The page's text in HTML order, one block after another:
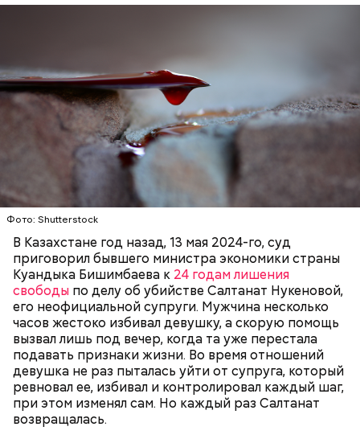
Фото: Shutterstock
В Казахстане год назад, 13 мая 2024-го, суд
приговорил бывшего министра экономики страны
Куандыка Бишимбаева к 24 годам лишения
свободы по делу об убийстве Салтанат Нукеновой,
его неофициальной супруги. Мужчина несколько
часов жестоко избивал девушку, а скорую помощь
вызвал лишь под вечер, когда та уже перестала
подавать признаки жизни. Во время отношений
девушка не раз пыталась уйти от супруга, который
ревновал ее, избивал и контролировал каждый шаг,
при этом изменял сам. Но каждый раз Салтанат
возвращалась.
— Признать Миссюру Артема Михайловича
виновным и назначить ему наказание в виде
пожизненного лишения свободы в колонии
особого режима, — огласила решение судья.
В начале 2000-х в России орудовал другой
серийный отравитель —«Доктор Смерть»Максим
Петров. Он убил минимум 11 пенсионеров, вколов
им смертельную дозу лекарства, а затем
«обчистил» их квартиры и сжег.